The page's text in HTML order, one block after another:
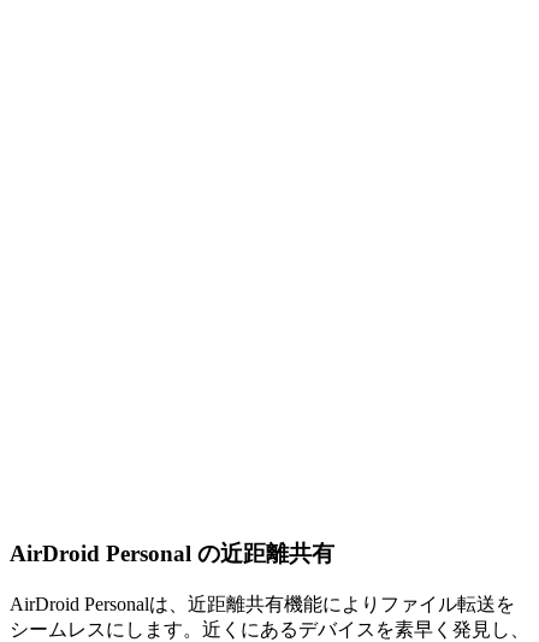
AirDroid Personal の近距離共有
AirDroid Personalは、近距離共有機能によりファイル転送を
シームレスにします。近くにあるデバイスを素早く発見し、